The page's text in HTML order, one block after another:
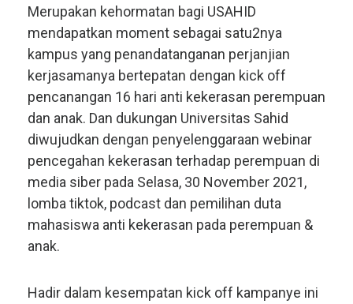
Merupakan kehormatan bagi USAHID
mendapatkan moment sebagai satu2nya
kampus yang penandatanganan perjanjian
kerjasamanya bertepatan dengan kick off
pencanangan 16 hari anti kekerasan perempuan
dan anak. Dan dukungan Universitas Sahid
diwujudkan dengan penyelenggaraan webinar
pencegahan kekerasan terhadap perempuan di
media siber pada Selasa, 30 November 2021,
lomba tiktok, podcast dan pemilihan duta
mahasiswa anti kekerasan pada perempuan &
anak.
Hadir dalam kesempatan kick off kampanye ini